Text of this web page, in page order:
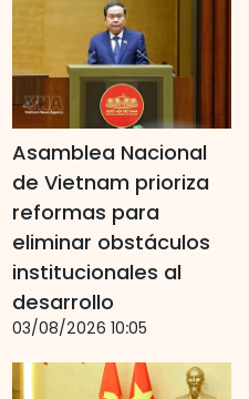
Asamblea Nacional
de Vietnam prioriza
reformas para
eliminar obstáculos
institucionales al
desarrollo
03/08/2026 10:05